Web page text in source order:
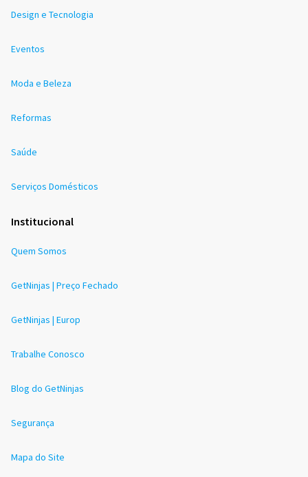
Design e Tecnologia
Eventos
Moda e Beleza
Reformas
Saúde
Serviços Domésticos
Institucional
Quem Somos
GetNinjas | Preço Fechado
GetNinjas | Europ
Trabalhe Conosco
Blog do GetNinjas
Segurança
Mapa do Site